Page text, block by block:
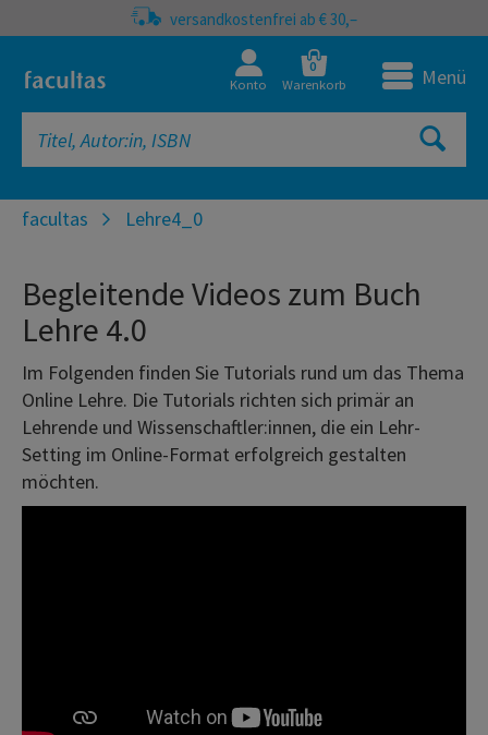
versandkostenfrei ab € 30,–
Konto
0
Warenkorb Menü
facultas Lehre4_0
Begleitende Videos zum Buch
Lehre 4.0
Im Folgenden finden Sie Tutorials rund um das Thema
Online Lehre. Die Tutorials richten sich primär an
Lehrende und Wissenschaftler:innen, die ein Lehr-
Setting im Online-Format erfolgreich gestalten
möchten.